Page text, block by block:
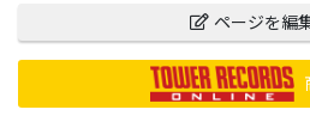
ページを編